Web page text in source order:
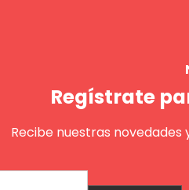
Regístrate
Recibe nuestras
Enviar